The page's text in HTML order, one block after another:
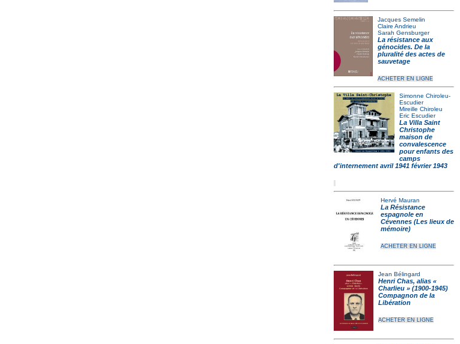
Jacques Semelin
Claire Andrieu
Sarah Gensburger
La résistance aux
génocides. De la
pluralité des actes de
sauvetage
ACHETER EN LIGNE
Simonne Chiroleu-
Escudier
Mireille Chiroleu
Eric Escudier
La Villa Saint
Christophe
maison de
convalescence
pour enfants des
camps
d'internement avril 1941 février 1943
Hervé Mauran
La Résistance
espagnole en
Cévennes (Les lieux de
mémoire)
ACHETER EN LIGNE
Jean Bélingard
Henri Chas, alias «
Charlieu » (1900-1945)
Compagnon de la
Libération
ACHETER EN LIGNE